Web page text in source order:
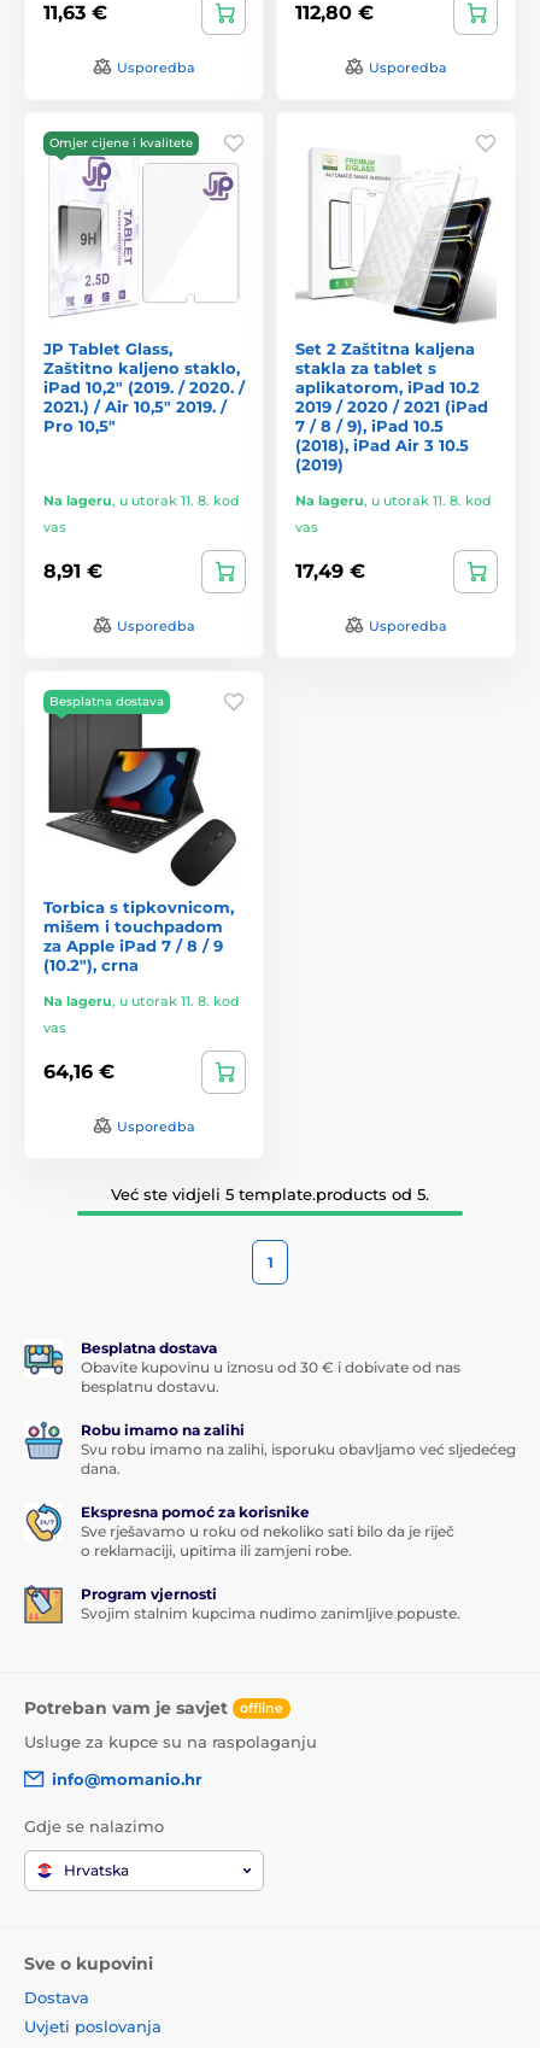
11,63 €
Usporedba
112,80 €
Usporedba
Omjer cijene i kvalitete
JP Tablet Glass,
Zaštitno kaljeno staklo,
iPad 10,2" (2019. / 2020. /
2021.) / Air 10,5" 2019. /
Pro 10,5"
Na lageru, u utorak 11. 8. kod
vas
8,91 €
Usporedba
Set 2 Zaštitna kaljena
stakla za tablet s
aplikatorom, iPad 10.2
2019 / 2020 / 2021 (iPad
7 / 8 / 9), iPad 10.5
(2018), iPad Air 3 10.5
(2019)
Na lageru, u utorak 11. 8. kod
vas
17,49 €
Usporedba
Besplatna dostava
Torbica s tipkovnicom,
mišem i touchpadom
za Apple iPad 7 / 8 / 9
(10.2"), crna
Na lageru, u utorak 11. 8. kod
vas
64,16 €
Usporedba
Već ste vidjeli 5 template.products od 5.
1
Besplatna dostava
Obavite kupovinu u iznosu od 30 € i dobivate od nas
besplatnu dostavu.
Robu imamo na zalihi
Svu robu imamo na zalihi, isporuku obavljamo već sljedećeg
dana.
Ekspresna pomoć za korisnike
Sve rješavamo u roku od nekoliko sati bilo da je riječ
o reklamaciji, upitima ili zamjeni robe.
Program vjernosti
Svojim stalnim kupcima nudimo zanimljive popuste.
Potreban vam je savjet offline
Usluge za kupce su na raspolaganju
info@momanio.hr
Gdje se nalazimo
Hrvatska
Sve o kupovini
Dostava
Uvjeti poslovanja